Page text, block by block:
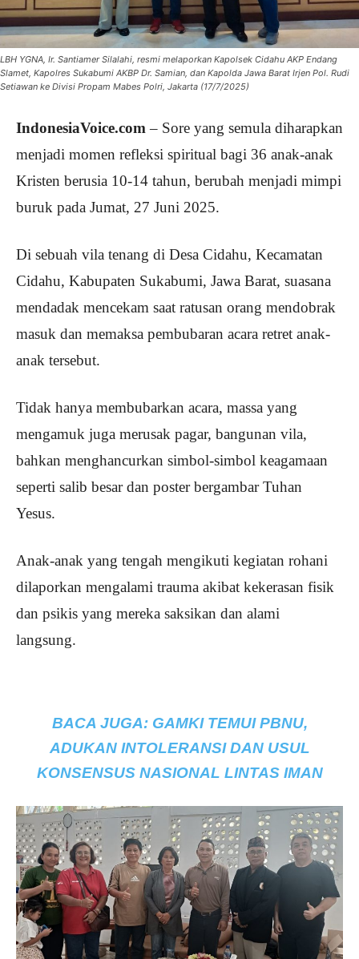
LBH YGNA, Ir. Santiamer Silalahi, resmi melaporkan Kapolsek Cidahu AKP Endang
Slamet, Kapolres Sukabumi AKBP Dr. Samian, dan Kapolda Jawa Barat Irjen Pol. Rudi
Setiawan ke Divisi Propam Mabes Polri, Jakarta (17/7/2025)
IndonesiaVoice.com – Sore yang semula diharapkan
menjadi momen refleksi spiritual bagi 36 anak-anak
Kristen berusia 10-14 tahun, berubah menjadi mimpi
buruk pada Jumat, 27 Juni 2025.
Di sebuah vila tenang di Desa Cidahu, Kecamatan
Cidahu, Kabupaten Sukabumi, Jawa Barat, suasana
mendadak mencekam saat ratusan orang mendobrak
masuk dan memaksa pembubaran acara retret anak-
anak tersebut.
Tidak hanya membubarkan acara, massa yang
mengamuk juga merusak pagar, bangunan vila,
bahkan menghancurkan simbol-simbol keagamaan
seperti salib besar dan poster bergambar Tuhan
Yesus.
Anak-anak yang tengah mengikuti kegiatan rohani
dilaporkan mengalami trauma akibat kekerasan fisik
dan psikis yang mereka saksikan dan alami
langsung.
BACA JUGA: GAMKI TEMUI PBNU,
ADUKAN INTOLERANSI DAN USUL
KONSENSUS NASIONAL LINTAS IMAN